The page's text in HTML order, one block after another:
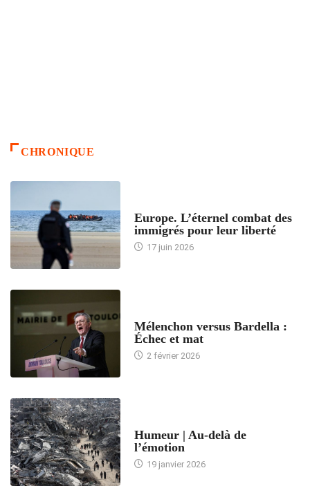
CHRONIQUE
Europe. L’éternel combat des
immigrés pour leur liberté
17 juin 2026
Mélenchon versus Bardella :
Échec et mat
2 février 2026
Humeur | Au-delà de
l’émotion
19 janvier 2026